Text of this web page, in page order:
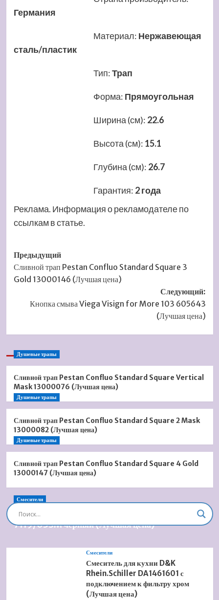
Германия
Материал: Нержавеющая
сталь/пластик
Тип:Трап
Форма: Прямоугольная
Ширина (см): 22.6
Высота (см): 15.1
Глубина (см): 26.7
Гарантия: 2 года
Реклама. Информация о рекламодателе по
ссылкам в статье.
Навигация
записи
Предыдущий
Сливной трап Pestan Confluo Standard Square 3
Gold 13000146 (Лучшая цена)
Следующий:
Кнопка смыва Viega Visign for More 103 605643
(Лучшая цена)
Душевые трапы
Сливной трап Pestan Confluo Standard Square Vertical
Mask 13000076 (Лучшая цена)
Душевые трапы
Сливной трап Pestan Confluo Standard Square 2 Mask
13000082 (Лучшая цена)
Душевые трапы
Сливной трап Pestan Confluo Standard Square 4 Gold
13000147 (Лучшая цена)
Смесители
Душевая система встроенная Timo Briana SX-
7119/03SM черный (Лучшая цена)
Смесители
Смеситель для кухни D&K
Rhein.Schiller DA1461601 с
подключением к фильтру хром
(Лучшая цена)